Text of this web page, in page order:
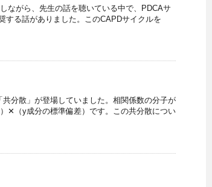
ながら、先生の話を聴いている中で、PDCAサ
する話がありました。このCAPDサイクルを
共分散」が登場していました。相関係数の分子が
✕（y成分の標準偏差）です。この共分散につい